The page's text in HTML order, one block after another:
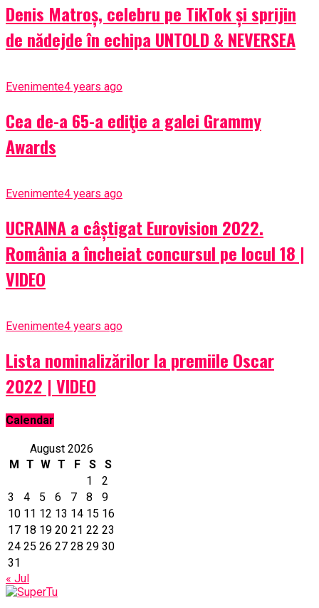
Denis Matroș, celebru pe TikTok și sprijin
de nădejde în echipa UNTOLD & NEVERSEA
Evenimente4 years ago
Cea de-a 65-a ediţie a galei Grammy
Awards
Evenimente4 years ago
UCRAINA a câștigat Eurovision 2022.
România a încheiat concursul pe locul 18 |
VIDEO
Evenimente4 years ago
Lista nominalizărilor la premiile Oscar
2022 | VIDEO
Calendar
August 2026
M
T W T F S
S
1
2
3
4 5 6 7 8
9
10 11 12 13 14 15 16
17 18 19 20 21 22 23
24 25 26 27 28 29 30
31
« Jul